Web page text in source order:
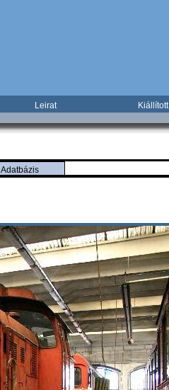
Leirat Kiállított
Adatbázis